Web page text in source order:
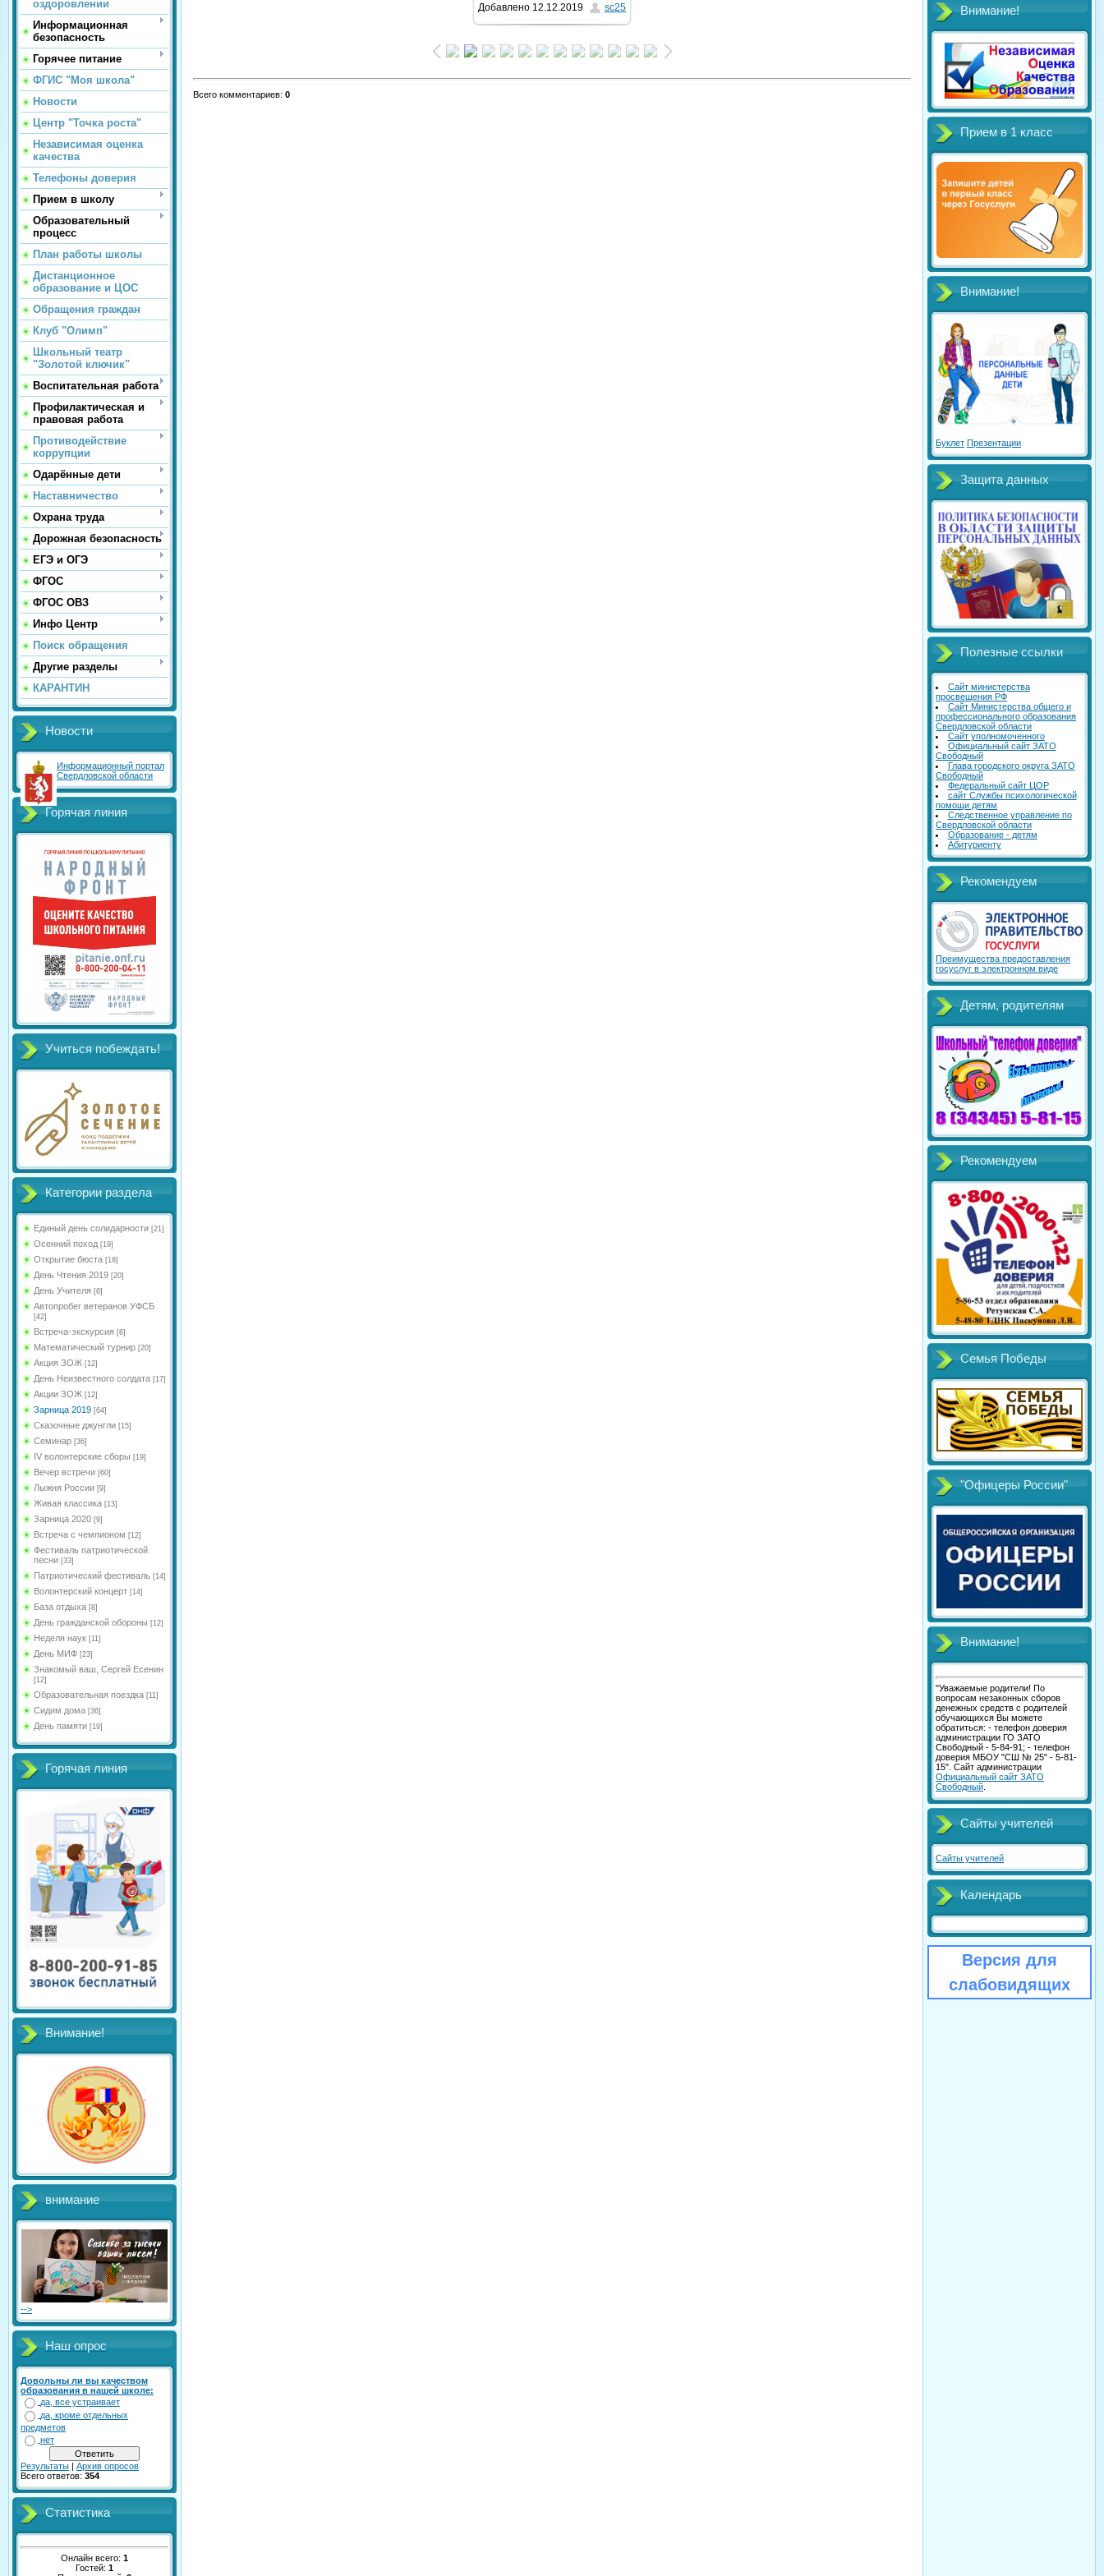
оздоровлении
Информационная
безопасность
Горячее питание
ФГИС "Моя школа"
Новости
Центр "Точка роста"
Независимая оценка
качества
Телефоны доверия
Прием в школу
Образовательный
процесс
План работы школы
Дистанционное
образование и ЦОС
Обращения граждан
Клуб "Олимп"
Школьный театр
"Золотой ключик"
Воспитательная работа
Профилактическая и
правовая работа
Противодействие
коррупции
Одарённые дети
Наставничество
Охрана труда
Дорожная безопасность
ЕГЭ и ОГЭ
ФГОС
ФГОС ОВЗ
Инфо Центр
Поиск обращения
Другие разделы
КАРАНТИН
Новости
Информационный портал
Свердловской области
Горячая линия
Учиться побеждать!
Категории раздела
Единый день солидарности [21]
Осенний поход [19]
Открытие бюста [18]
День Чтения 2019 [20]
День Учителя [6]
Автопробег ветеранов УФСБ
[42]
Встреча-экскурсия [6]
Математический турнир [20]
Акция ЗОЖ [12]
День Неизвестного солдата [17]
Акции ЗОЖ [12]
Зарница 2019 [64]
Сказочные джунгли [15]
Семинар [36]
IV волонтерские сборы [19]
Вечер встречи [60]
Лыжня России [9]
Живая классика [13]
Зарница 2020 [9]
Встреча с чемпионом [12]
Фестиваль патриотической
песни [33]
Патриотический фестиваль [14]
Волонтерский концерт [14]
База отдыха [8]
День гражданской обороны [12]
Неделя наук [11]
День МИФ [23]
Знакомый ваш, Сергей Есенин
[12]
Образовательная поездка [11]
Сидим дома [36]
День памяти [19]
Горячая линия
Внимание!
внимание
-->
Наш опрос
Довольны ли вы качеством
образования в нашей школе:
да, все устраивает
да, кроме отдельных
предметов
нет
Результаты | Архив опросов
Всего ответов: 354
Статистика
Онлайн всего: 1
Гостей: 1
1024x681/ 133.3Kb
Добавлено 12.12.2019 sc25
Всего комментариев: 0
Внимание!
Прием в 1 класс
Внимание!
Буклет Презентации
Защита данных
Полезные ссылки
Сайт министерства
просвещения РФ
Сайт Министерства общего и
профессионального образования
Свердловской области
Сайт уполномоченного
Официальный сайт ЗАТО
Свободный
Глава городского округа ЗАТО
Свободный
Федеральный сайт ЦОР
сайт Службы психологической
помощи детям
Следственное управление по
Свердловской области
Образование - детям
Абитуриенту
Рекомендуем
Преимущества предоставления
госуслуг в электронном виде
Детям, родителям
Рекомендуем
Семья Победы
"Офицеры России"
Внимание!
"Уважаемые родители! По
вопросам незаконных сборов
денежных средств с родителей
обучающихся Вы можете
обратиться: - телефон доверия
администрации ГО ЗАТО
Свободный - 5-84-91; - телефон
доверия МБОУ "СШ № 25" - 5-81-
15". Сайт администрации
Официальный сайт ЗАТО
Свободный
Сайты учителей
Сайты учителей
Календарь
Версия для
слабовидящих